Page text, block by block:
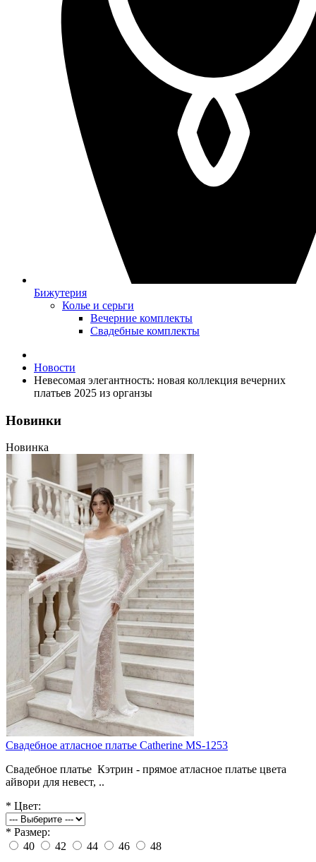
Бижутерия
Колье и серьги
Вечерние комплекты
Свадебные комплекты
Новости
Невесомая элегантность: новая коллекция вечерних
платьев 2025 из органзы
Новинки
Новинка
Свадебное атласное платье Catherine MS-1253
Свадебное платье Кэтрин - прямое атласное платье цвета
айвори для невест, ..
* Цвет:
* Размер:
40
42 44 46
48